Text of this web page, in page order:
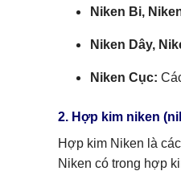
Niken Bi,
Niken Dây,
Niken Cục:
2. Hợp kim niken
Hợp kim Niken là
Niken có trong hợp